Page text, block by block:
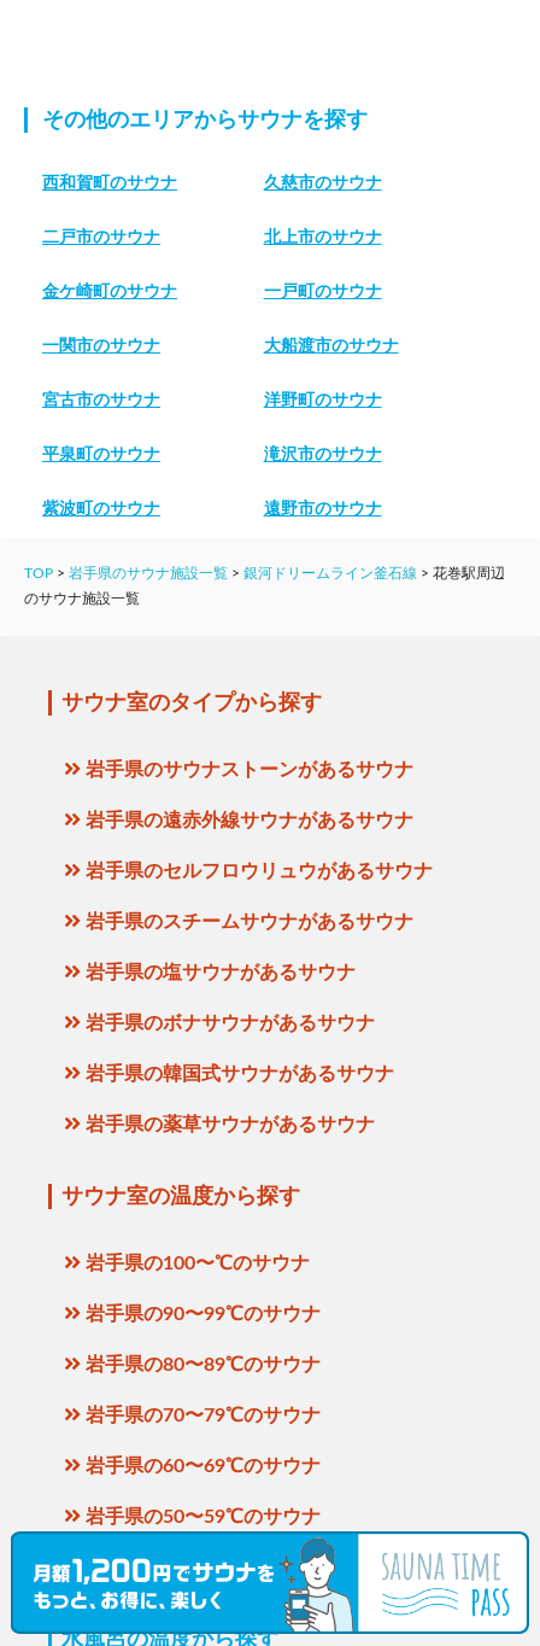
その他のエリアからサウナを探す
西和賀町のサウナ 久慈市のサウナ
二戸市のサウナ 北上市のサウナ
金ケ崎町のサウナ 一戸町のサウナ
一関市のサウナ 大船渡市のサウナ
宮古市のサウナ 洋野町のサウナ
平泉町のサウナ 滝沢市のサウナ
紫波町のサウナ 遠野市のサウナ
TOP > 岩手県のサウナ施設一覧 > 銀河ドリームライン釜石線 > 花巻駅周辺
のサウナ施設一覧
サウナ室のタイプから探す
岩手県のサウナストーンがあるサウナ
岩手県の遠赤外線サウナがあるサウナ
岩手県のセルフロウリュウがあるサウナ
岩手県のスチームサウナがあるサウナ
岩手県の塩サウナがあるサウナ
岩手県のボナサウナがあるサウナ
岩手県の韓国式サウナがあるサウナ
岩手県の薬草サウナがあるサウナ
サウナ室の温度から探す
岩手県の100〜℃のサウナ
岩手県の90〜99℃のサウナ
岩手県の80〜89℃のサウナ
岩手県の70〜79℃のサウナ
岩手県の60〜69℃のサウナ
岩手県の50〜59℃のサウナ
岩手県の〜49℃のサウナ
水風呂の温度から探す